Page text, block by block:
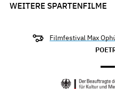
WEITERE SPARTENFILME
Filmfestival Max